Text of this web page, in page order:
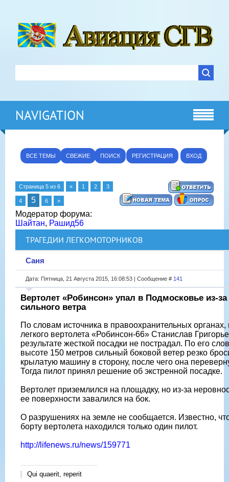
NAVIGATION
ВСЕ ТЕМЫ СВЕЖИЕ ПОИСК РЕГИСТРАЦИЯ ВХОД
Страница 5 из 6 « 1 2 3
4 5 6 »
Модератор форума:
Шайтан, Рашид56
ТРАГЕДИИ ЛЕГКОМОТОРНИКОВ
Саня
Дата: Пятница, 21 Августа 2015, 16:08:53 | Сообщение # 141
Вертолет «Робинсон» упал в Подмосковье из-за
сильного ветра
По словам источника в правоохранительных органах,
легкого вертолета «Робинсон-66» Станислав
результате жесткой посадки не пострадал. По его
высоте 150 метров сильный боковой ветер резко
крылатую машину в сторону, после чего она
Тогда пилот принял решение об экстренной посадке.
Вертолет приземлился на площадку, но из-за
ее поверхности завалился на бок.
О разрушениях на земле не сообщается. Известно,
борту вертолета находился только один пилот.
http://lifenews.ru/news/159771
Qui quaerit, reperit